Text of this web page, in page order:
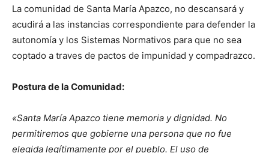
La comunidad de Santa María Apazco, no descansará y
acudirá a las instancias correspondiente para defender la
autonomía y los Sistemas Normativos para que no sea
coptado a traves de pactos de impunidad y compadrazco.
Postura de la Comunidad:
«Santa María Apazco tiene memoria y dignidad. No
permitiremos que gobierne una persona que no fue
elegida legítimamente por el pueblo. El uso de